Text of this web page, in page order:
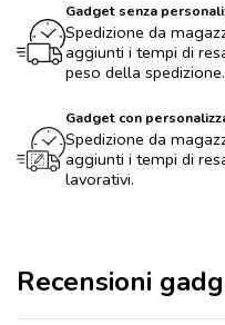
Gadget senza
Spedizione da
aggiunti i tempi di
peso della spedizione.
Gadget con
Spedizione da
aggiunti i tempi di
lavorativi.
Recensioni